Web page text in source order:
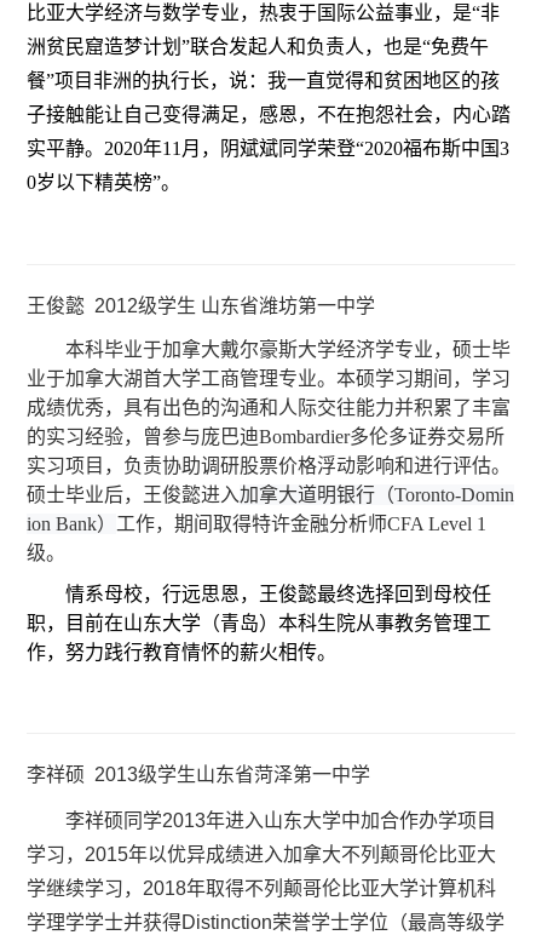
比亚大学经济与数学专业，热衷于国际公益事业，是“非
洲贫民窟造梦计划”联合发起人和负责人，也是“免费午
餐”项目非洲的执行长，说：我一直觉得和贫困地区的孩
子接触能让自己变得满足，感恩，不在抱怨社会，内心踏
实平静。2020年11月，阴斌斌同学荣登“2020福布斯中国3
0岁以下精英榜”。
王俊懿 2012级学生 山东省潍坊第一中学
本科毕业于加拿大戴尔豪斯大学经济学专业，硕士毕
业于加拿大湖首大学工商管理专业。本硕学习期间，学习
成绩优秀，具有出色的沟通和人际交往能力并积累了丰富
的实习经验，曾参与庞巴迪Bombardier多伦多证券交易所
实习项目，负责协助调研股票价格浮动影响和进行评估。
硕士毕业后，王俊懿进入加拿大道明银行（Toronto-Domin
ion Bank） 工作，期间取得特许金融分析师CFA Level 1
级。
情系母校，行远思恩，王俊懿最终选择回到母校任
职，目前在山东大学（青岛）本科生院从事教务管理工
作，努力践行教育情怀的薪火相传。
李祥硕 2013级学生山东省菏泽第一中学
李祥硕同学2013年进入山东大学中加合作办学项目
学习，2015年以优异成绩进入加拿大不列颠哥伦比亚大
学继续学习，2018年取得不列颠哥伦比亚大学计算机科
学理学学士并获得Distinction荣誉学士学位（最高等级学